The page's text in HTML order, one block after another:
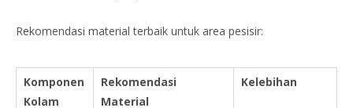
Rekomendasi material terbaik untuk area pesisir:
Komponen
Kolam
Rekomendasi
Material
Kelebihan